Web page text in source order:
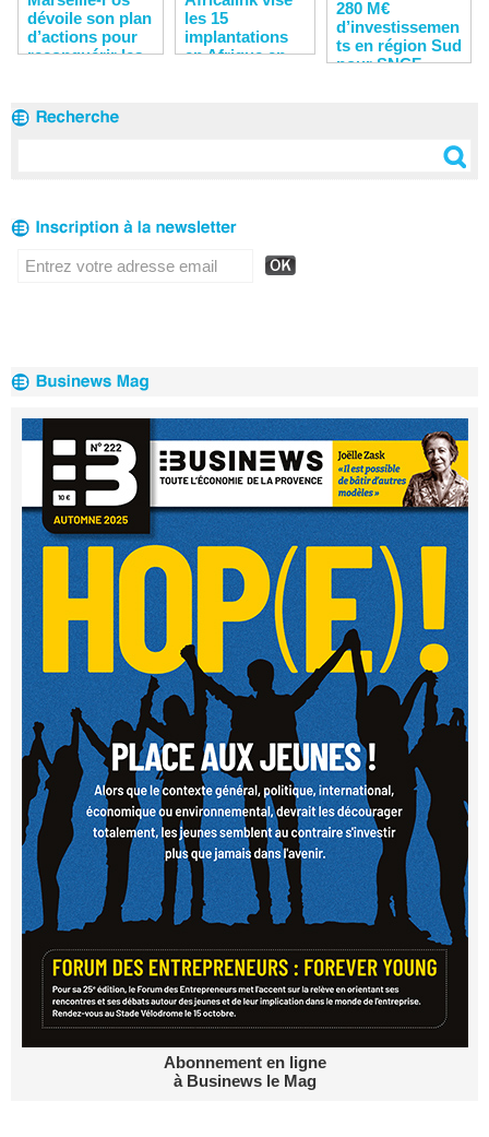
dévoile son plan
d’actions pour
reconquérir les
les 15
implantations
en Afrique en
280 M€
d’investissemen
ts en région Sud
pour SNCF
Abonnement en ligne
à Businews le Mag